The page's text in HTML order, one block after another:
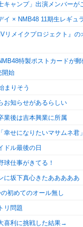
キャンプ」出演メンバーが
イ × NMB48 11期生レギュ
リメイクプロジェクト』
特製ポストカードが
開始
まりそう
お知らせがあるらしい
業後は吉本興業に所属
幸せになりたいマサムネ君
ドル最後の日
球仕事がきてる！
に坂下真心きたあああああ
初めてのオール無し
リ問題
喜利に挑戦した結果→